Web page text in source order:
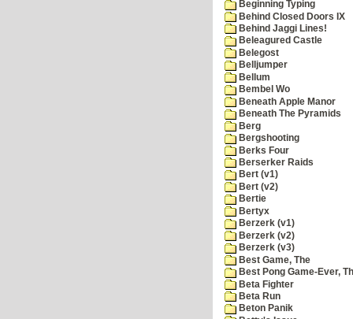
Beginning Typing
Behind Closed Doors IX
Behind Jaggi Lines!
Beleagured Castle
Belegost
Belljumper
Bellum
Bembel Wo
Beneath Apple Manor
Beneath The Pyramids
Berg
Bergshooting
Berks Four
Berserker Raids
Bert (v1)
Bert (v2)
Bertie
Bertyx
Berzerk (v1)
Berzerk (v2)
Berzerk (v3)
Best Game, The
Best Pong Game-Ever,
Beta Fighter
Beta Run
Beton Panik